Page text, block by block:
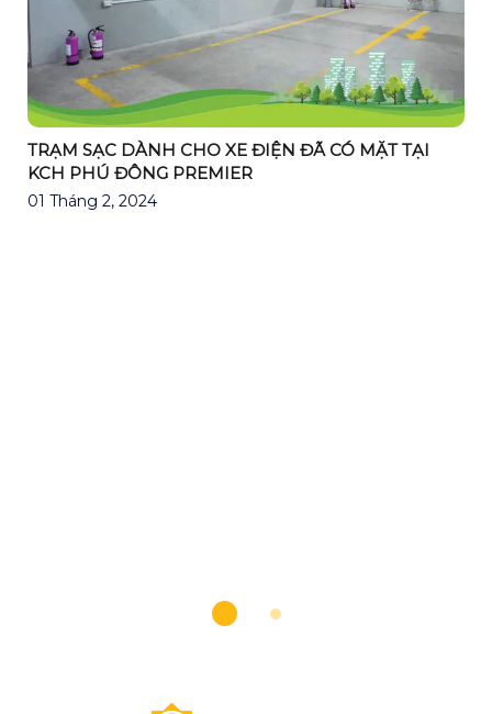
TRẠM SẠC DÀNH CHO XE ĐIỆN ĐÃ CÓ MẶT TẠI
KCH PHÚ ĐÔNG PREMIER
01 Tháng 2, 2024